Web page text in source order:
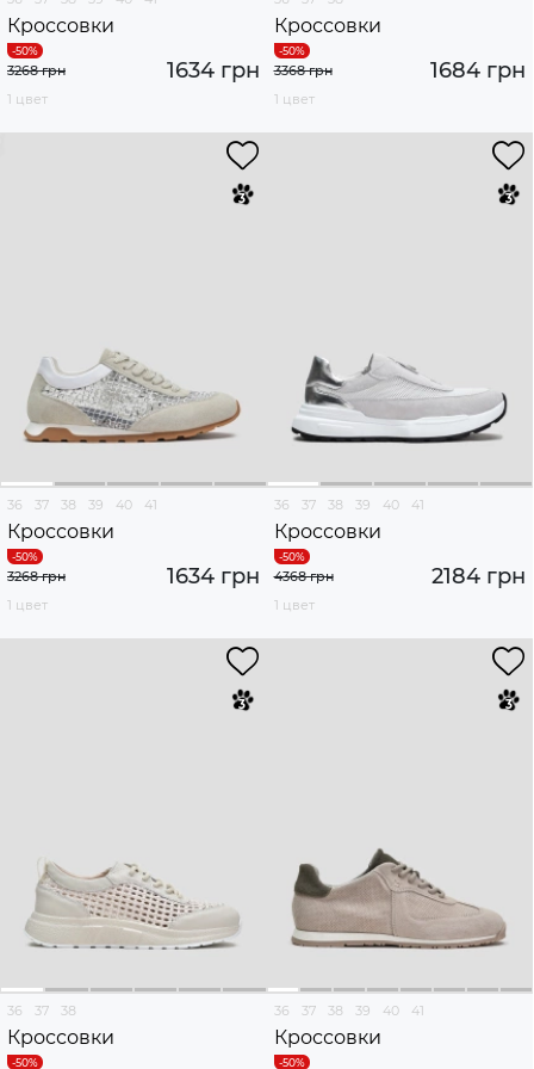
Кроссовки
1634 грн
3268 грн
1 цвет
Кроссовки
1684 грн
3368 грн
1 цвет
36 37 38 39 40 41
Кроссовки
1634 грн
3268 грн
1 цвет
36 37 38 39 40 41
Кроссовки
2184 грн
4368 грн
1 цвет
36 37 38
Кроссовки
36 37 38 39 40 41
Кроссовки